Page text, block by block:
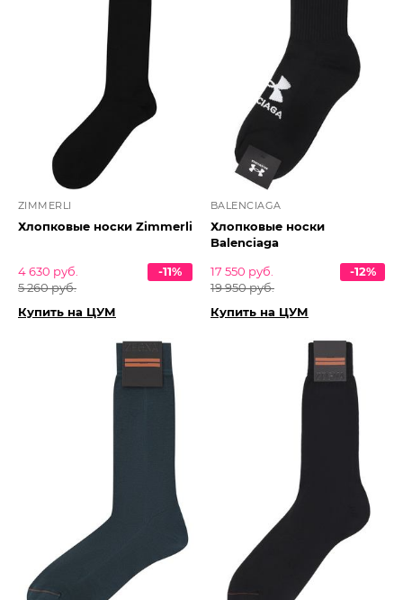
ZIMMERLI
Хлопковые носки Zimmerli
4 630 руб.
5 260 руб.
-11%
Купить на ЦУМ
BALENCIAGA
Хлопковые носки
Balenciaga
17 550 руб.
19 950 руб.
-12%
Купить на ЦУМ